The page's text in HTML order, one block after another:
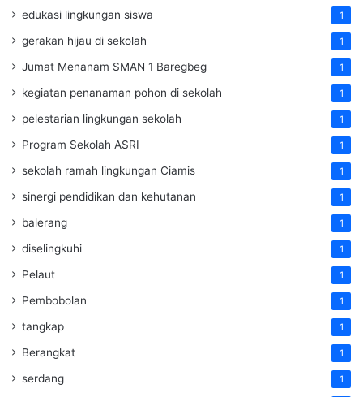
edukasi lingkungan siswa 1
gerakan hijau di sekolah 1
Jumat Menanam SMAN 1 Baregbeg 1
kegiatan penanaman pohon di sekolah 1
pelestarian lingkungan sekolah 1
Program Sekolah ASRI 1
sekolah ramah lingkungan Ciamis 1
sinergi pendidikan dan kehutanan 1
balerang 1
diselingkuhi 1
Pelaut 1
Pembobolan 1
tangkap 1
Berangkat 1
serdang 1